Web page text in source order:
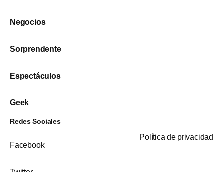
Negocios
Sorprendente
Espectáculos
Geek
Redes Sociales
Facebook
Política de privacidad